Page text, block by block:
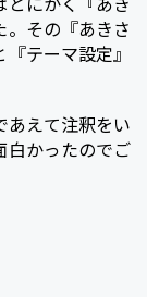
その『あきさ
テーマ設定』
あえて注釈をい
白かったのでご